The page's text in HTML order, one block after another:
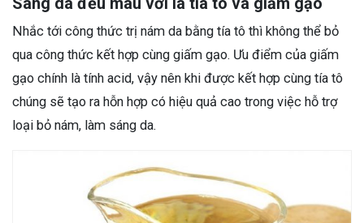
Nhắc tới công thức trị nám da bằng tía tô thì không thể bỏ
qua công thức kết hợp cùng giấm gạo. Ưu điểm của giấm
gạo chính là tính acid, vậy nên khi được kết hợp cùng tía tô
chúng sẽ tạo ra hỗn hợp có hiệu quả cao trong việc hỗ trợ
loại bỏ nám, làm sáng da.